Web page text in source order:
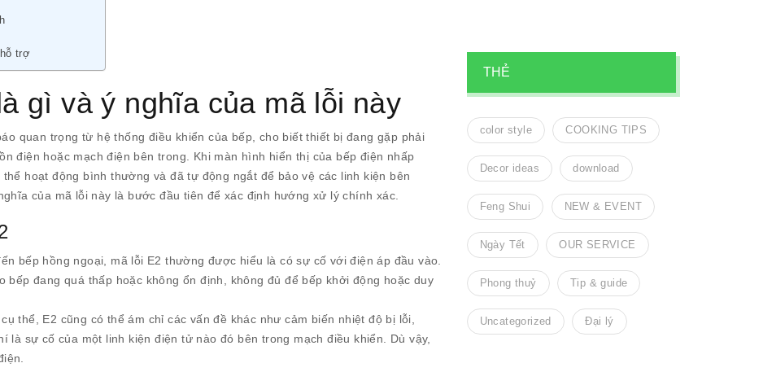
trợ
gì và ý nghĩa của mã lỗi này
quan trọng từ hệ thống điều khiển của bếp, cho biết thiết bị đang gặp phải
điện hoặc mạch điện bên trong. Khi màn hình hiển thị của bếp điện nhấp
hoạt động bình thường và đã tự động ngắt để bảo vệ các linh kiện bên
của mã lỗi này là bước đầu tiên để xác định hướng xử lý chính xác.
bếp hồng ngoại, mã lỗi E2 thường được hiểu là có sự cố với điện áp đầu vào.
bếp đang quá thấp hoặc không ổn định, không đủ để bếp khởi động hoặc duy
thể, E2 cũng có thể ám chỉ các vấn đề khác như cảm biến nhiệt độ bị lỗi,
là sự cố của một linh kiện điện tử nào đó bên trong mạch điều khiển. Dù vậy,
THẺ
color style COOKING TIPS
Decor ideas download
Feng Shui NEW & EVENT
Ngày Tết OUR SERVICE
Phong thuỷ Tip & guide
Uncategorized Đại lý